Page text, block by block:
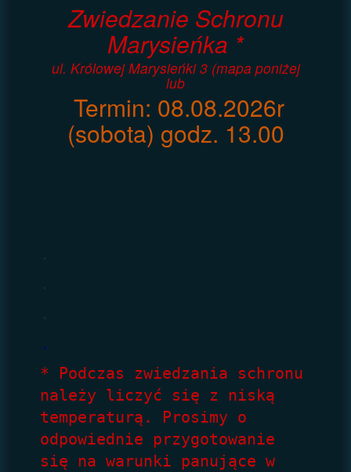
Zwiedzanie Schronu
Marysieńka *
ul. Królowej Marysieńki 3 (mapa poniżej
lub
Termin: 08.08.2026r
(sobota) godz. 13.00
.
.
.
.
* Podczas zwiedzania schronu
należy liczyć się z niską
temperaturą. Prosimy o
odpowiednie przygotowanie
się na warunki panujące w